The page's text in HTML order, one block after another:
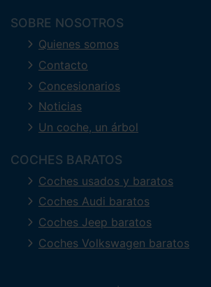
SOBRE NOSOTROS
Quienes somos
Contacto
Concesionarios
Noticias
Un coche, un árbol
COCHES BARATOS
Coches usados y baratos
Coches Audi baratos
Coches Jeep baratos
Coches Volkswagen baratos